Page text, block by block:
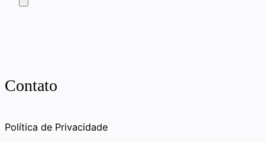
Contato
Política de Privacidade